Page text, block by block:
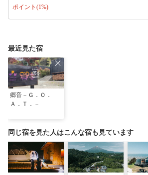
ポイント(1%)
最近見た宿
郷音－Ｇ．Ｏ．
Ａ．Ｔ．－
同じ宿を見た人はこんな宿も見ています